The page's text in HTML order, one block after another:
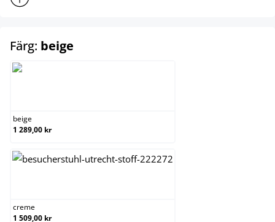
Färg: beige
beige
1 289,00 kr
creme
1 509,00 kr